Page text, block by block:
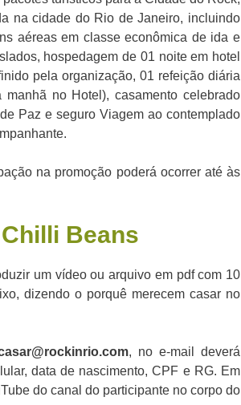
na cidade do Rio de Janeiro, incluindo
aéreas em classe econômica de ida e
hospedagem de 01 noite em hotel
pela organização, 01 refeição diária
manhã no Hotel), casamento celebrado
Paz e seguro Viagem ao contemplado
na promoção poderá ocorrer até às
Beans
um vídeo ou arquivo em pdf com 10
dizendo o porquê merecem casar no
, no e-mail deverá
data de nascimento, CPF e RG. Em
do canal do participante no corpo do